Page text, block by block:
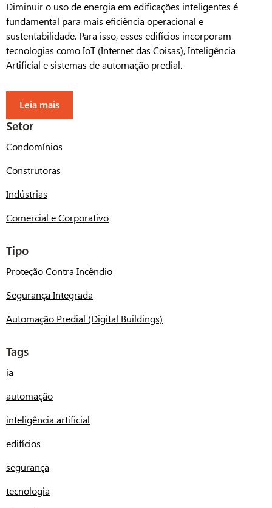
Diminuir o uso de energia em edificações inteligentes é
fundamental para mais eficiência operacional e
sustentabilidade. Para isso, esses edifícios incorporam
tecnologias como IoT (Internet das Coisas), Inteligência
Artificial e sistemas de automação predial.
Leia mais
Setor
Condomínios
Construtoras
Indústrias
Comercial e Corporativo
Tipo
Proteção Contra Incêndio
Segurança Integrada
Automação Predial (Digital Buildings)
Tags
ia
automação
inteligência artificial
edifícios
segurança
tecnologia